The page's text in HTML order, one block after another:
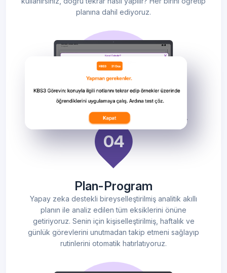
planına dahil ediyoruz.
Plan-Program
Yapay zeka destekli bireyselleştirilmiş analitik akıllı
planın ile analiz edilen tüm eksiklerini önüne
getiriyoruz. Senin için kişiselleştirilmiş, haftalık ve
günlük görevlerini unutmadan takip etmeni sağlayıp
rutinlerini otomatik hatırlatıyoruz.